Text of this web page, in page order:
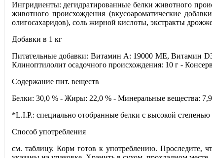
Ингридиенты: дегидратированные белки животного
животного происхождения (вкусоароматические
олигосахаридов), соль жирной кислоты, экстракты
Добавки в 1 кг
Питательные добавки: Витамин A: 19000 ME, Витамин
Клиноптилолит осадочного происхождения: 10 г -
Содержание пит. веществ
Белки: 30,0 % - Жиры: 22,0 % - Минеральные вещества:
*L.I.P.: специально отобранные белки с высокой степенью
Способ употребления
см. таблицу. Корм готов к употреблению. Проследите,